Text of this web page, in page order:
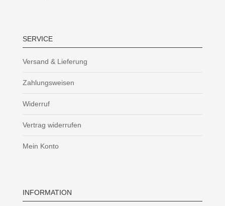
SERVICE
Versand & Lieferung
Zahlungsweisen
Widerruf
Vertrag widerrufen
Mein Konto
INFORMATION